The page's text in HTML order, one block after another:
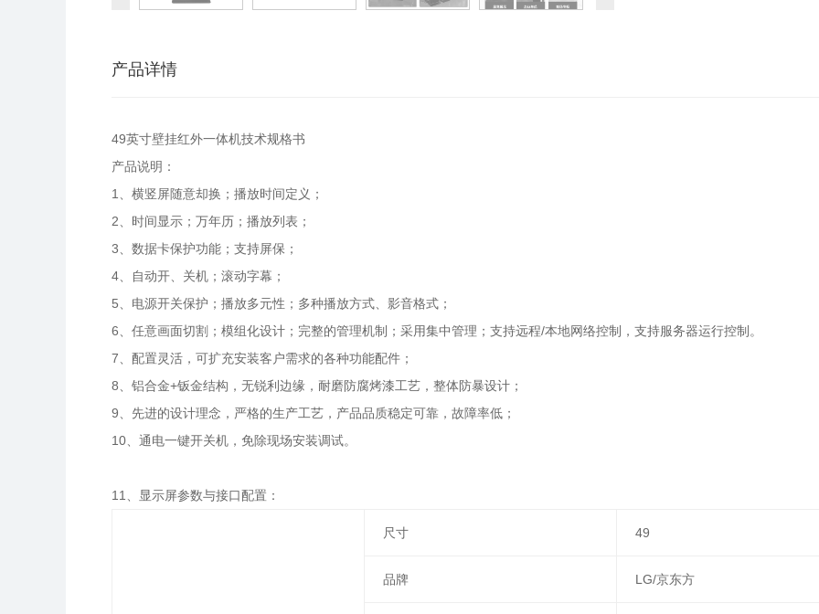
产品详情
49英寸壁挂红外一体机技术规格书
产品说明：
1、横竖屏随意却换；播放时间定义；
2、时间显示；万年历；播放列表；
3、数据卡保护功能；支持屏保；
4、自动开、关机；滚动字幕；
5、电源开关保护；播放多元性；多种播放方式、影音格式；
6、任意画面切割；模组化设计；完整的管理机制；采用集中管理；支持远程/本地网络控制，支持服务器运行控制。
7、配置灵活，可扩充安装客户需求的各种功能配件；
8、铝合金+钣金结构，无锐利边缘，耐磨防腐烤漆工艺，整体防暴设计；
9、先进的设计理念，严格的生产工艺，产品品质稳定可靠，故障率低；
10、通电一键开关机，免除现场安装调试。
11、显示屏参数与接口配置：
尺寸 49
品牌 LG/京东方